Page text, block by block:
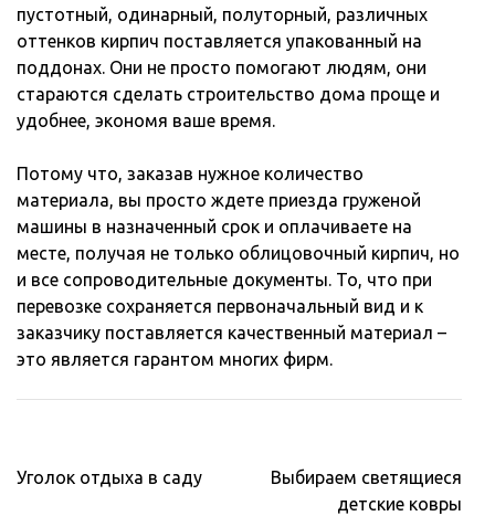
пустотный, одинарный, полуторный, различных
оттенков кирпич поставляется упакованный на
поддонах. Они не просто помогают людям, они
стараются сделать строительство дома проще и
удобнее, экономя ваше время.
Потому что, заказав нужное количество
материала, вы просто ждете приезда груженой
машины в назначенный срок и оплачиваете на
месте, получая не только облицовочный кирпич, но
и все сопроводительные документы. То, что при
перевозке сохраняется первоначальный вид и к
заказчику поставляется качественный материал –
это является гарантом многих фирм.
Навигация
Уголок отдыха в саду
Выбираем светящиеся
детские ковры